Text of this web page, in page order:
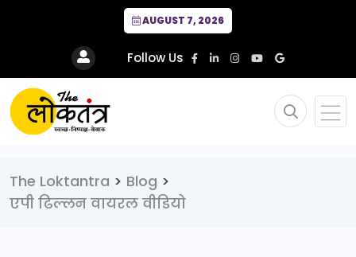
AUGUST 7, 2026
Follow Us
The Loktantra > Blog >
एपी ढिल्लन वायरल वीडियो